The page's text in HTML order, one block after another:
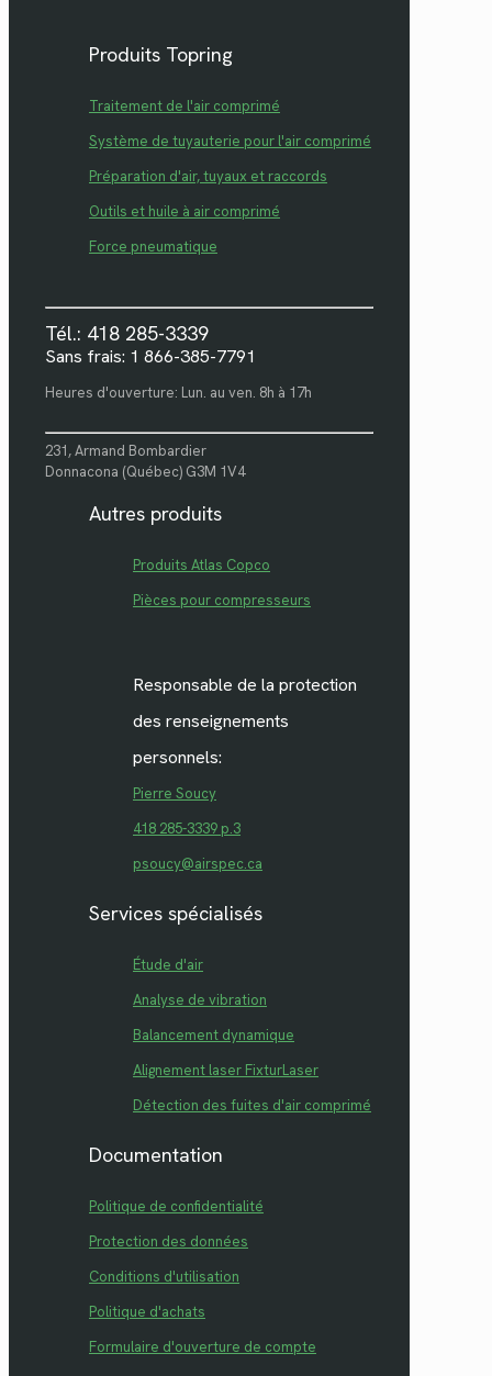
Produits Topring
Traitement de l'air comprimé
Système de tuyauterie pour l'air comprimé
Préparation d'air, tuyaux et raccords
Outils et huile à air comprimé
Force pneumatique
Tél.: 418 285-3339
Sans frais: 1 866-385-7791
Heures d'ouverture: Lun. au ven. 8h à 17h
231, Armand Bombardier
Donnacona (Québec) G3M 1V4
Autres produits
Produits Atlas Copco
Pièces pour compresseurs
Responsable de la protection
des renseignements
personnels:
Pierre Soucy
418 285-3339 p.3
psoucy@airspec.ca
Services spécialisés
Étude d'air
Analyse de vibration
Balancement dynamique
Alignement laser FixturLaser
Détection des fuites d'air comprimé
Documentation
Politique de confidentialité
Protection des données
Conditions d'utilisation
Politique d'achats
Formulaire d'ouverture de compte